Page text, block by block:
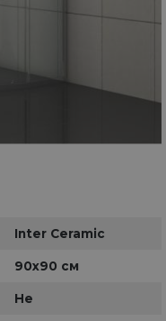
Inter Ceramic
90х90 см
Не